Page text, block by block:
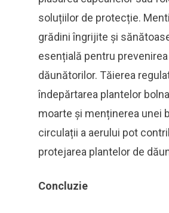
soluțiilor de protecție.
grădini îngrijite și
esențială pentru
dăunătorilor. Tăierea
îndepărtarea plantelor
moarte și menținerea unei
circulații a aerului pot
protejarea plantelor de
Concluzie